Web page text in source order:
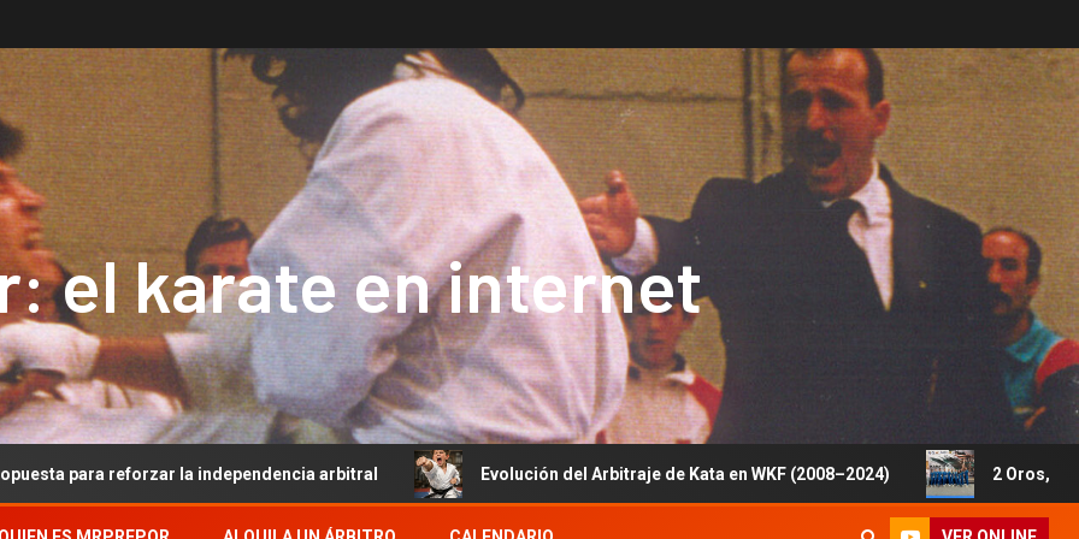
el karate en internet
la independencia arbitral Evolución del Arbitraje de Kata en WKF (2008–2024) 2 Oros, 1 Plata y 5